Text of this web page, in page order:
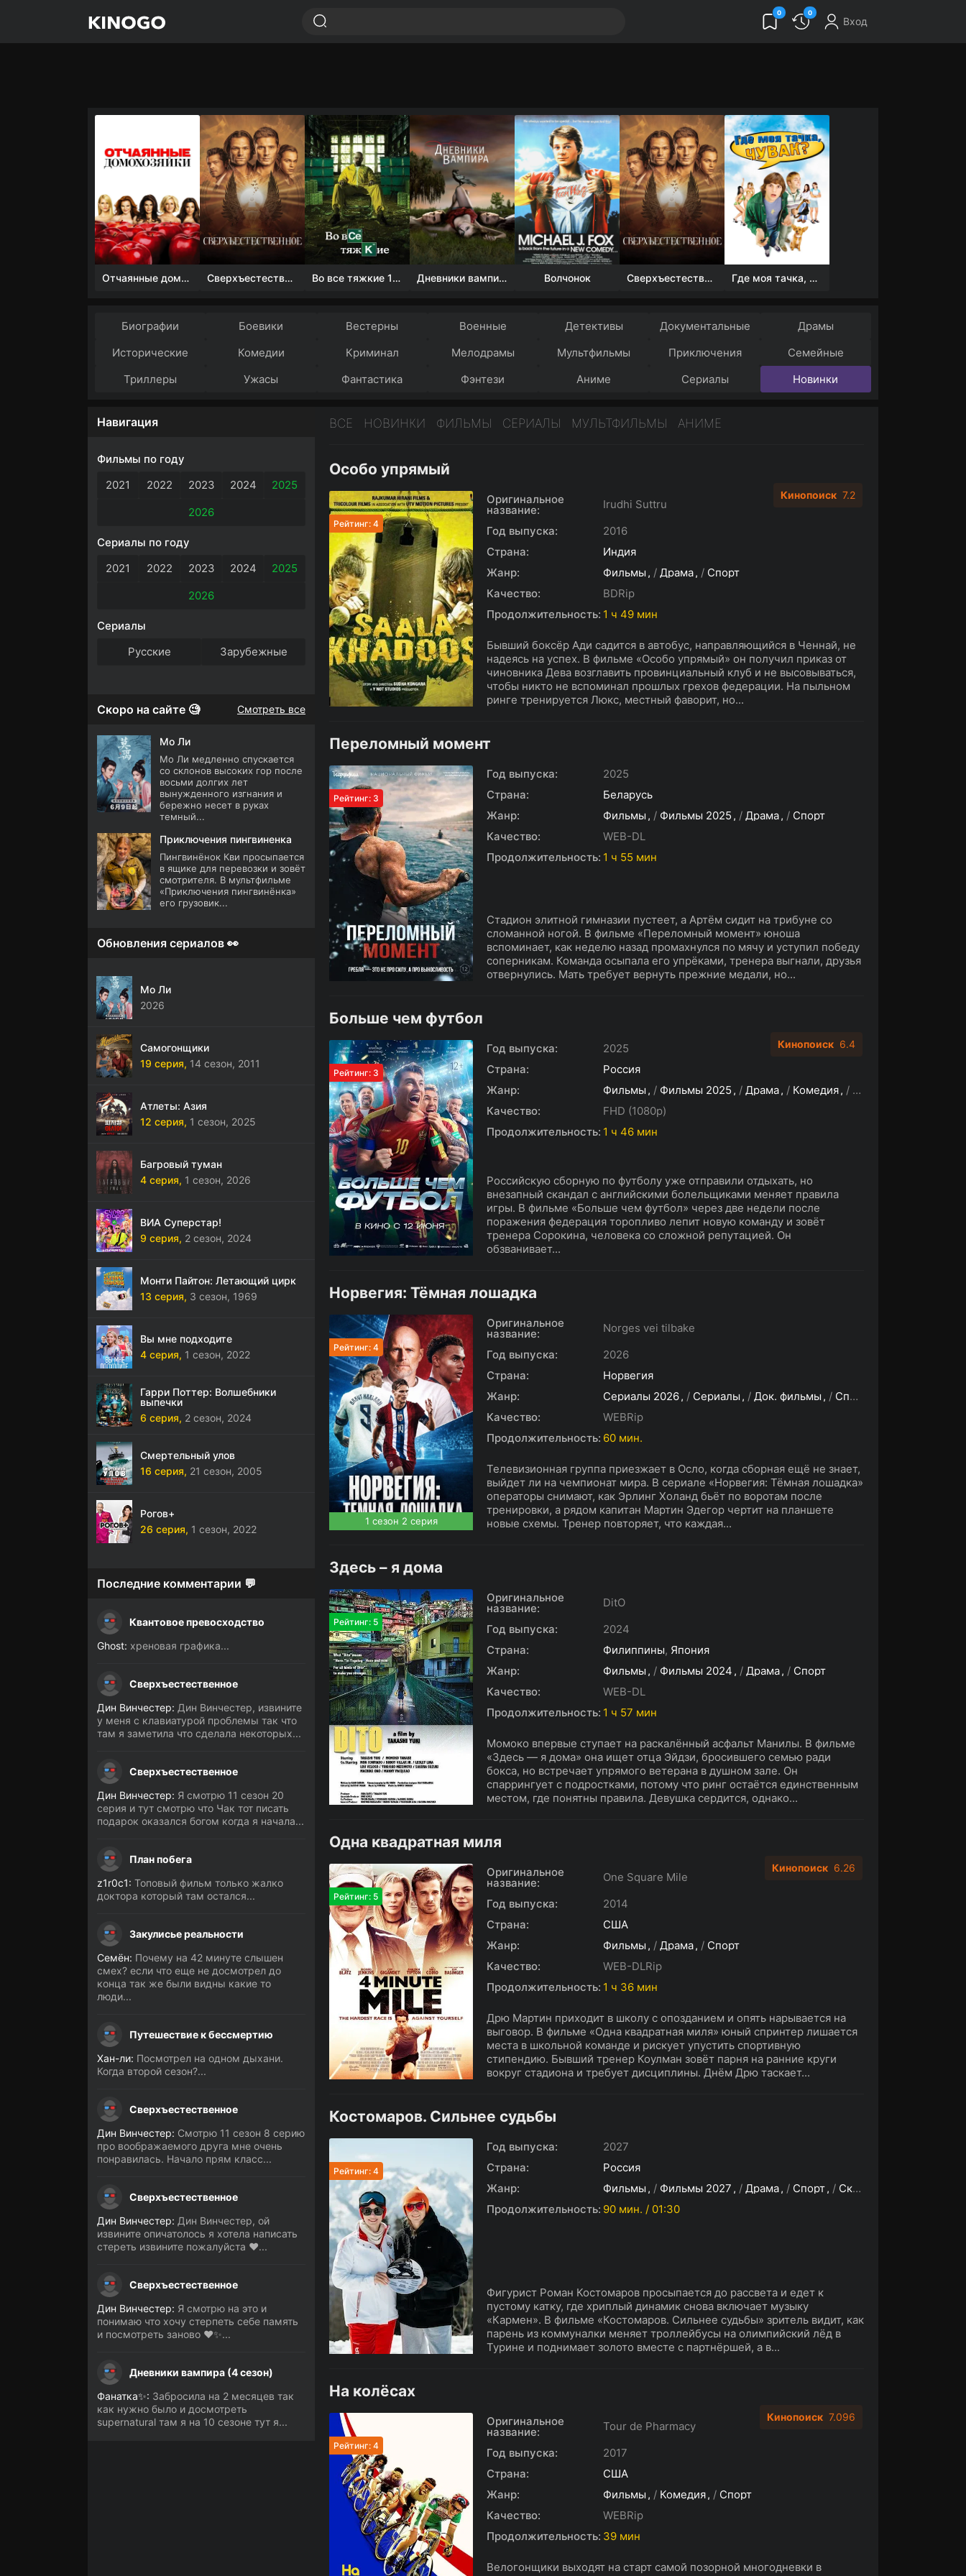
0 0
Вход
Отчаянные домохозяйки (1 сезон) Сверхъестественное Во все тяжкие 1-5 сезон Дневники вампира (4 сезон) Волчонок Сверхъестественное Где моя тачка, чувак?
Биографии Боевики Вестерны Военные Детективы Документальные
Драмы
Исторические
Комедии Криминал Мелодрамы Мультфильмы Приключения
Семейные
Триллеры
Ужасы Фантастика Фэнтези Аниме Сериалы Новинки
ВСЕ НОВИНКИ ФИЛЬМЫ СЕРИАЛЫ МУЛЬТФИЛЬМЫ АНИМЕ
Особо упрямый
Рейтинг: 4
Оригинальное
название:
Irudhi Suttru
Год выпуска:
2016
Страна:
Индия
Жанр:
Фильмы / Драма / Спорт
Качество:
BDRip
Продолжительность: 1 ч 49 мин
Бывший боксёр Ади садится в автобус, направляющийся в Ченнай, не
надеясь на успех. В фильме «Особо упрямый» он получил приказ от
чиновника Дева возглавить провинциальный клуб и не высовываться,
чтобы никто не вспоминал прошлых грехов федерации. На пыльном
ринге тренируется Люкс, местный фаворит, но...
Кинопоиск 7.2
Переломный момент
Рейтинг: 3
Год выпуска:
2025
Страна:
Беларусь
Жанр:
Фильмы / Фильмы 2025 / Драма / Спорт
Качество:
WEB-DL
Продолжительность: 1 ч 55 мин
Стадион элитной гимназии пустеет, а Артём сидит на трибуне со
сломанной ногой. В фильме «Переломный момент» юноша
вспоминает, как неделю назад промахнулся по мячу и уступил победу
соперникам. Команда осыпала его упрёками, тренера выгнали, друзья
отвернулись. Мать требует вернуть прежние медали, но...
Больше чем футбол
Рейтинг: 3
Год выпуска:
2025
Страна:
Россия
Жанр:
Фильмы / Фильмы 2025 / Драма / Комедия / Спорт
Качество:
FHD (1080p)
Продолжительность: 1 ч 46 мин
Российскую сборную по футболу уже отправили отдыхать, но
внезапный скандал с английскими болельщиками меняет правила
игры. В фильме «Больше чем футбол» через две недели после
поражения федерация торопливо лепит новую команду и зовёт
тренера Сорокина, человека со сложной репутацией. Он
обзванивает...
Кинопоиск 6.4
Норвегия: Тёмная лошадка
Рейтинг: 4
1 сезон 2 серия
Оригинальное
название:
Norges vei tilbake
Год выпуска:
2026
Страна:
Норвегия
Жанр:
Сериалы 2026 / Сериалы / Док. фильмы / Спорт
Качество:
WEBRip
Продолжительность: 60 мин.
Телевизионная группа приезжает в Осло, когда сборная ещё не знает,
выйдет ли на чемпионат мира. В сериале «Норвегия: Тёмная лошадка»
операторы снимают, как Эрлинг Холанд бьёт по воротам после
тренировки, а рядом капитан Мартин Эдегор чертит на планшете
новые схемы. Тренер повторяет, что каждая...
Здесь – я дома
Рейтинг: 5
Оригинальное
название:
DitO
Год выпуска:
2024
Страна:
Филиппины, Япония
Жанр:
Фильмы / Фильмы 2024 / Драма / Спорт
Качество:
WEB-DL
Продолжительность: 1 ч 57 мин
Момоко впервые ступает на раскалённый асфальт Манилы. В фильме
«Здесь — я дома» она ищет отца Эйдзи, бросившего семью ради
бокса, но встречает упрямого ветерана в душном зале. Он
спаррингует с подростками, потому что ринг остаётся единственным
местом, где понятны правила. Девушка сердится, однако...
Одна квадратная миля
Рейтинг: 5
Оригинальное
название:
One Square Mile
Год выпуска:
2014
Страна:
США
Жанр:
Фильмы / Драма / Спорт
Качество:
WEB-DLRip
Продолжительность: 1 ч 36 мин
Дрю Мартин приходит в школу с опозданием и опять нарывается на
выговор. В фильме «Одна квадратная миля» юный спринтер лишается
места в школьной команде и рискует упустить спортивную
стипендию. Бывший тренер Коулман зовёт парня на ранние круги
вокруг стадиона и требует дисциплины. Днём Дрю таскает...
Кинопоиск 6.26
Костомаров. Сильнее судьбы
Рейтинг: 4
Год выпуска:
2027
Страна:
Россия
Жанр:
Фильмы / Фильмы 2027 / Драма / Спорт / Скоро на сайте
Продолжительность: 90 мин. / 01:30
Фигурист Роман Костомаров просыпается до рассвета и едет к
пустому катку, где хриплый динамик снова включает музыку
«Кармен». В фильме «Костомаров. Сильнее судьбы» зритель видит, как
парень из коммуналки меняет троллейбусы на олимпийский лёд в
Турине и поднимает золото вместе с партнёршей, а в...
На колёсах
Рейтинг: 4
Оригинальное
название:
Tour de Pharmacy
Год выпуска:
2017
Страна:
США
Жанр:
Фильмы / Комедия / Спорт
Качество:
WEBRip
Продолжительность: 39 мин
Велогонщики выходят на старт самой позорной многодневки в
Кинопоиск 7.096
Навигация
Фильмы по году
2021
2022 2023 2024
2025
2026
Сериалы по году
2021
2022 2023 2024
2025
2026
Сериалы
Русские
Зарубежные
Скоро на сайте 🧐 Смотреть все
Мо Ли
Мо Ли медленно спускается
со склонов высоких гор после
восьми долгих лет
вынужденного изгнания и
бережно несет в руках
темный...
Приключения пингвиненка
Пингвинёнок Кви просыпается
в ящике для перевозки и зовёт
смотрителя. В мультфильме
«Приключения пингвинёнка»
его грузовик...
Обновления сериалов 👀
Мо Ли
2026
Самогонщики
19 серия, 14 сезон, 2011
Атлеты: Азия
12 серия, 1 сезон, 2025
Багровый туман
4 серия, 1 сезон, 2026
ВИА Суперстар!
9 серия, 2 сезон, 2024
Монти Пайтон: Летающий цирк
13 серия, 3 сезон, 1969
Вы мне подходите
4 серия, 1 сезон, 2022
Гарри Поттер: Волшебники
выпечки
6 серия, 2 сезон, 2024
Смертельный улов
16 серия, 21 сезон, 2005
Рогов+
26 серия, 1 сезон, 2022
Последние комментарии 💬
Квантовое превосходство
Ghost: хреновая графика...
Сверхъестественное
Дин Винчестер: Дин Винчестер, извините
у меня с клавиатурой проблемы так что
там я заметила что сделала некоторых...
Сверхъестественное
Дин Винчестер: Я смотрю 11 сезон 20
серия и тут смотрю что Чак тот писать
подарок оказался богом когда я начала...
План побега
z1r0c1: Топовый фильм только жалко
доктора который там остался...
Закулисье реальности
Семён: Почему на 42 минуте слышен
смех? если что еще не досмотрел до
конца так же были видны какие то
люди...
Путешествие к бессмертию
Хан-ли: Посмотрел на одном дыхани.
Когда второй сезон?...
Сверхъестественное
Дин Винчестер: Смотрю 11 сезон 8 серию
про воображаемого друга мне очень
понравилась. Начало прям класс...
Сверхъестественное
Дин Винчестер: Дин Винчестер, ой
извините опичатолось я хотела написать
стереть извините пожалуйста ❤️...
Сверхъестественное
Дин Винчестер: Я смотрю на это и
понимаю что хочу стерпеть себе память
и посмотреть заново ❤️✨...
Дневники вампира (4 сезон)
Фанатка✨: Забросила на 2 месяцев так
как нужно было и досмотреть
supernatural там я на 10 сезоне тут я...